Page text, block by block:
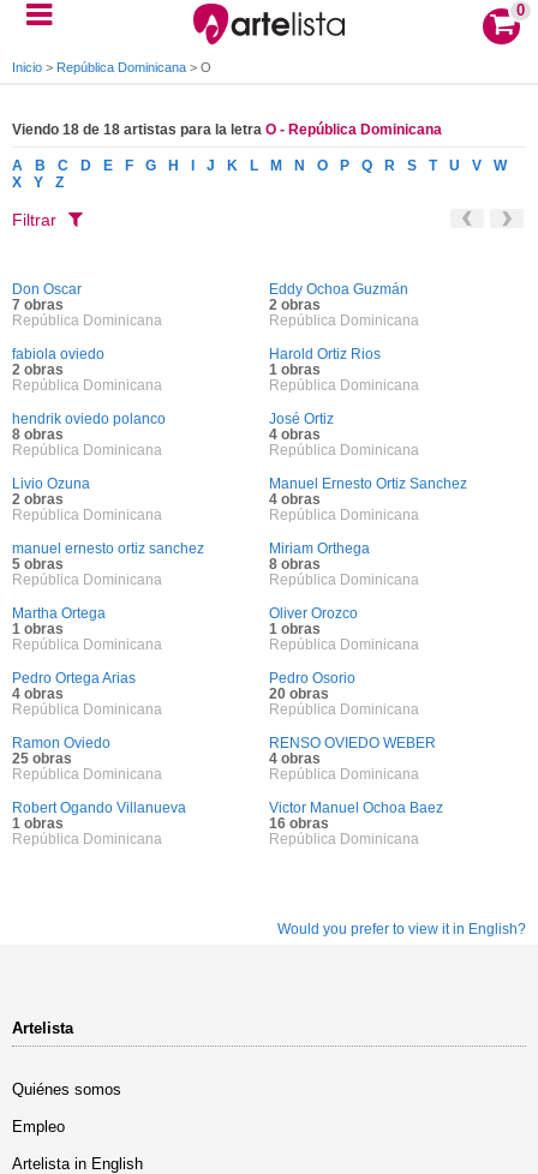
0
Inicio > República Dominicana > O
Viendo 18 de 18 artistas para la letra O - República Dominicana
A B C D E F G H J K L M N O P Q R S T U V
W
X
Y Z
Filtrar
Don Oscar
7 obras
República Dominicana
Eddy Ochoa Guzmán
2 obras
República Dominicana
fabiola oviedo
2 obras
República Dominicana
Harold Ortiz Rios
1 obras
República Dominicana
hendrik oviedo polanco
8 obras
República Dominicana
José Ortiz
4 obras
República Dominicana
Livio Ozuna
2 obras
República Dominicana
Manuel Ernesto Ortiz Sanchez
4 obras
República Dominicana
manuel ernesto ortiz sanchez
5 obras
República Dominicana
Miriam Orthega
8 obras
República Dominicana
Martha Ortega
1 obras
República Dominicana
Oliver Orozco
1 obras
República Dominicana
Pedro Ortega Arias
4 obras
República Dominicana
Pedro Osorio
20 obras
República Dominicana
Ramon Oviedo
25 obras
República Dominicana
RENSO OVIEDO WEBER
4 obras
República Dominicana
Robert Ogando Villanueva
1 obras
República Dominicana
Victor Manuel Ochoa Baez
16 obras
República Dominicana
Would you prefer to view it in English?
Artelista
Quiénes somos
Empleo
Artelista in English